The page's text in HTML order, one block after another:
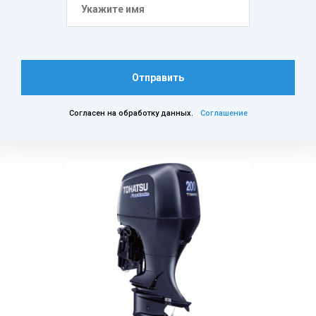
Отправить
Согласен на обработку данных. Соглашение